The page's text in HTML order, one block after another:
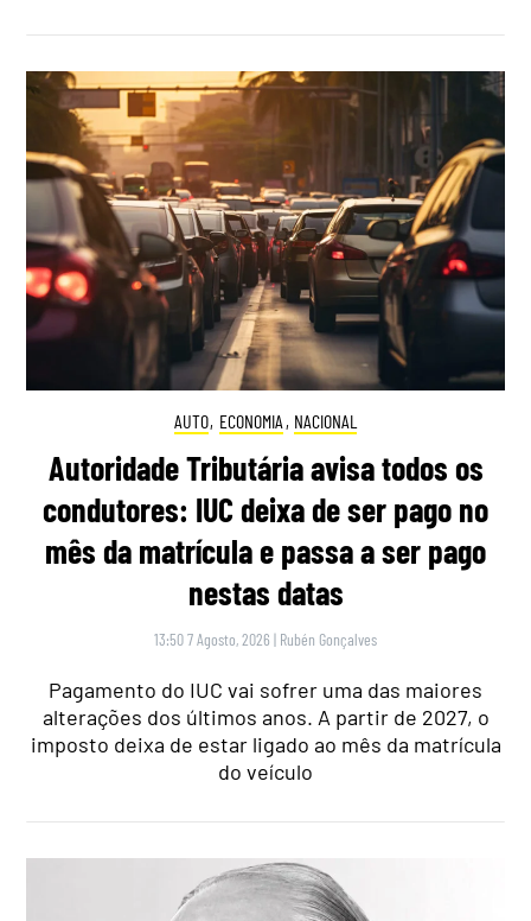
AUTO, ECONOMIA , NACIONAL
Autoridade Tributária avisa todos os
condutores: IUC deixa de ser pago no
mês da matrícula e passa a ser pago
nestas datas
13:50 7 Agosto, 2026 | Rubén Gonçalves
Pagamento do IUC vai sofrer uma das maiores
alterações dos últimos anos. A partir de 2027, o
imposto deixa de estar ligado ao mês da matrícula
do veículo